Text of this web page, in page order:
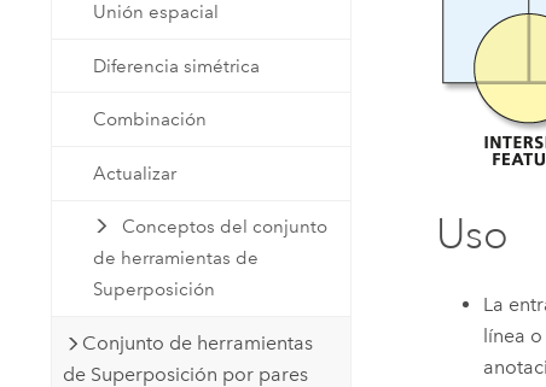
Unión espacial
Diferencia simétrica
Combinación
Actualizar
Conceptos del conjunto
de herramientas de
Superposición
Conjunto de herramientas
de Superposición por pares
Uso
La
línea